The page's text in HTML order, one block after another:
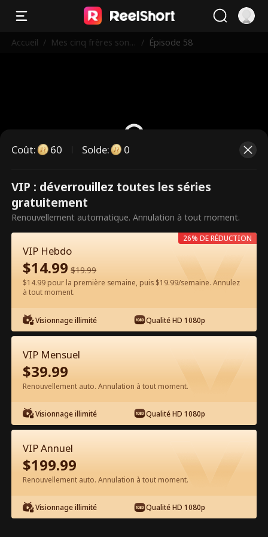
Accueil / Mes cinq frères sont
/ Épisode 58
Ce sont des épisodes payants.
Débloquez pour regarder.
Regarder gratuitement sur l'App
Épisode 58 - Mes cinq frères sont des
gros bonnets Film complet
1-50 51-80 Tous les épisodes
Coût: 60 Solde: 0
VIP : déverrouillez toutes les séries
gratuitement
Renouvellement automatique. Annulation à tout moment.
VIP Hebdo
$14.99 $19.99
$14.99 pour la première semaine, puis $19.99/semaine. Annulez
à tout moment.
Visionnage illimité Qualité HD 1080p
26% DE RÉDUCTION
VIP Mensuel
$39.99
Renouvellement auto. Annulation à tout moment.
Visionnage illimité Qualité HD 1080p
VIP Annuel
$199.99
Renouvellement auto. Annulation à tout moment.
Visionnage illimité Qualité HD 1080p